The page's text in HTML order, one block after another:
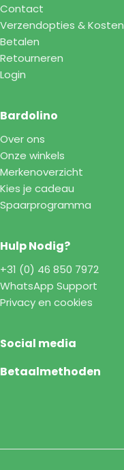
Contact
Verzendopties & Kosten
Betalen
Retourneren
Login
Bardolino
Over ons
Onze winkels
Merkenoverzicht
Kies je cadeau
Spaarprogramma
Hulp Nodig?
+31 (0) 46 850 7972
WhatsApp Support
Privacy en cookies
Social media
Betaalmethoden